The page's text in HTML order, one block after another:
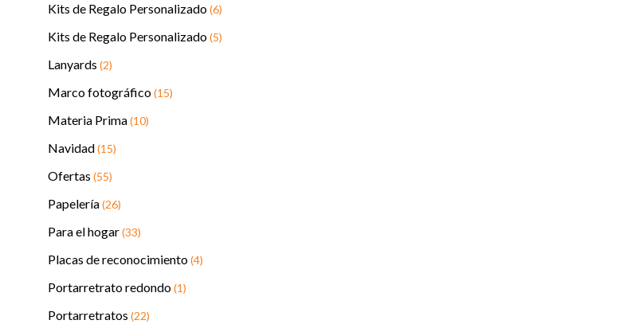
Kits de Regalo Personalizado(6)
Kits de Regalo Personalizado(5)
Lanyards (2)
Marco fotográfico(15)
Materia Prima(10)
Navidad(15)
Ofertas (55)
Papelería(26)
Para el hogar(33)
Placas de reconocimiento(4)
Portarretrato redondo(1)
Portarretratos (22)